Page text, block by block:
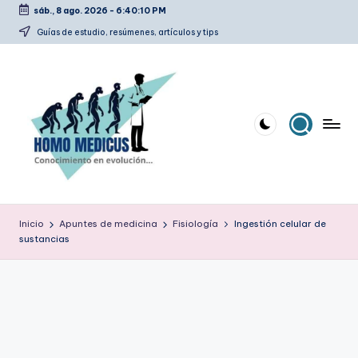
Saltar
sáb., 8 ago. 2026 - 6:40:11 PM
Guías de estudio, resúmenes, artículos y tips
o
m
estudio,
Inicio Apuntes de medicina Fisiología
Ingestión celular de
sustancias